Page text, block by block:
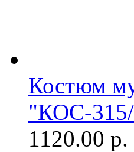
Костюм
"КОС-
1120.00 р.